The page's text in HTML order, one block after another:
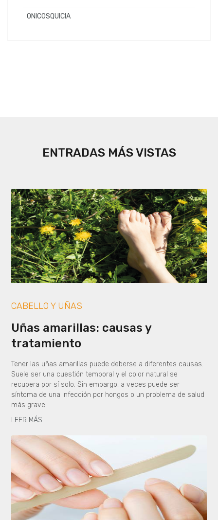
ONICOSQUICIA
ENTRADAS MÁS VISTAS
CABELLO Y UÑAS
Uñas amarillas: causas y
tratamiento
Tener las uñas amarillas puede deberse a diferentes causas.
Suele ser una cuestión temporal y el color natural se
recupera por sí solo. Sin embargo, a veces puede ser
síntoma de una infección por hongos o un problema de salud
más grave.
LEER MÁS